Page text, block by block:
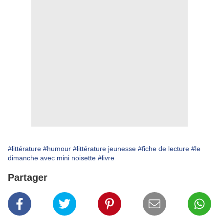
#littérature #humour #littérature jeunesse #fiche de lecture #le
dimanche avec mini noisette #livre
Partager